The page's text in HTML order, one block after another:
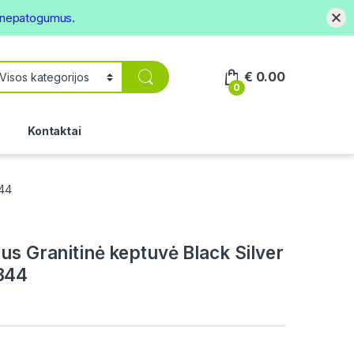
0
€ 0.00
Kontaktai
Granitinė keptuvė Black Silver